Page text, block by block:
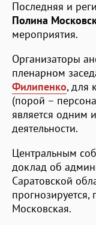
Последняя и
Полина
мероприятия.
Организаторы
пленарном
Филипенко, для
(порой –
является одним
деятельности.
Центральным
доклад об
Саратовской
Московская.